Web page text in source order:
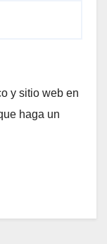
y sitio web en
haga un